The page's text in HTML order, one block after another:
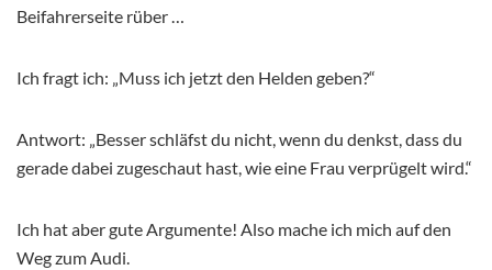
Beifahrerseite rüber …
Ich fragt ich: „Muss ich jetzt den Helden geben?“
Antwort: „Besser schläfst du nicht, wenn du denkst, dass du
gerade dabei zugeschaut hast, wie eine Frau verprügelt wird.“
Ich hat aber gute Argumente! Also mache ich mich auf den
Weg zum Audi.